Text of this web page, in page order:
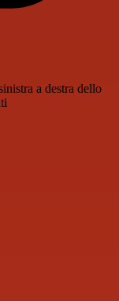
a destra dello